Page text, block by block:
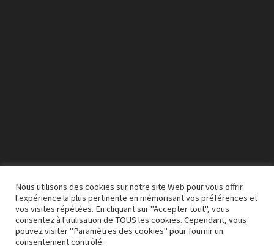
00:00 03:50
Nous utilisons des cookies sur notre site Web pour vous offrir
l'expérience la plus pertinente en mémorisant vos préférences et
vos visites répétées. En cliquant sur "Accepter tout", vous
consentez à l'utilisation de TOUS les cookies. Cependant, vous
pouvez visiter "Paramètres des cookies" pour fournir un
consentement contrôlé.